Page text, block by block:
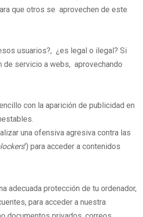
que otros se aprovechen de este
usuarios?, ¿es legal o ilegal? Si
de servicio a webs, aprovechando
con la aparición de publicidad en
una ofensiva agresiva contra las
') para acceder a contenidos
adecuada protección de tu ordenador,
para acceder a nuestra